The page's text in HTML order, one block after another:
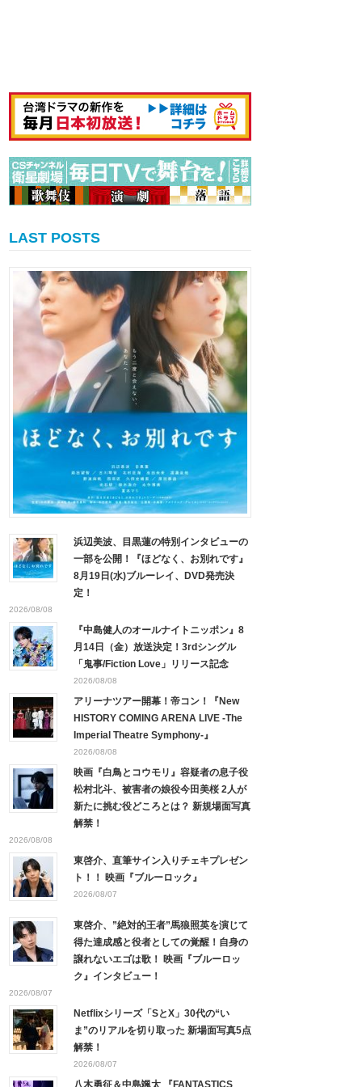
LAST POSTS
浜辺美波、目黒蓮の特別インタビューの
一部を公開！『ほどなく、お別れです』
8月19日(水)ブルーレイ、DVD発売決
定！
2026/08/08
『中島健人のオールナイトニッポン』8
月14日（金）放送決定！3rdシングル
「鬼事/Fiction Love」リリース記念
2026/08/08
アリーナツアー開幕！帝コン！『New
HISTORY COMING ARENA LIVE -The
Imperial Theatre Symphony-』
2026/08/08
映画『白鳥とコウモリ』容疑者の息子役
松村北斗、被害者の娘役今田美桜 2人が
新たに挑む役どころとは？ 新規場面写真
解禁！
2026/08/08
東啓介、直筆サイン入りチェキプレゼン
ト！！ 映画『ブルーロック』
2026/08/07
東啓介、”絶対的王者”馬狼照英を演じて
得た達成感と役者としての覚醒！自身の
譲れないエゴは歌！ 映画『ブルーロッ
ク』インタビュー！
2026/08/07
Netflixシリーズ「SとX」30代の“い
ま”のリアルを切り取った 新場面写真5点
解禁！
2026/08/07
八木勇征＆中島颯太 『FANTASTICS